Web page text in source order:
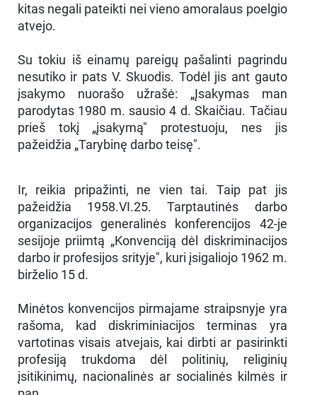
kitas negali pateikti nei vieno amoralaus poelgio
atvejo.
Su tokiu iš einamų pareigų pašalinti pagrindu
nesutiko ir pats V. Skuodis. Todėl jis ant gauto
įsakymo nuorašo užrašė: „Įsakymas man
parodytas 1980 m. sausio 4 d. Skaičiau. Tačiau
prieš tokį „įsakymą" protestuoju, nes jis
pažeidžia „Tarybinę darbo teisę".
Ir, reikia pripažinti, ne vien tai. Taip pat jis
pažeidžia 1958.VI.25. Tarptautinės darbo
organizacijos generalinės konferencijos 42-je
sesijoje priimtą „Konvenciją dėl diskriminacijos
darbo ir profesijos srityje", kuri įsigaliojo 1962 m.
birželio 15 d.
Minėtos konvencijos pirmajame straipsnyje yra
rašoma, kad diskriminiacijos terminas yra
vartotinas visais atvejais, kai dirbti ar pasirinkti
profesiją trukdoma dėl politinių, religinių
įsitikinimų, nacionalinės ar socialinės kilmės ir